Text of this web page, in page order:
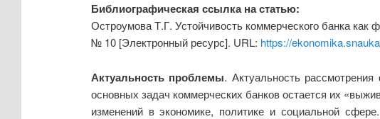
Библиографическая ссылка на статью:
Остроумова Т.Г. Устойчивость коммерческого банка
№ 10 [Электронный ресурс]. URL: https://
Актуальность проблемы. Актуальность
основных задач коммерческих банков остается их
изменений в экономике, политике и социальной